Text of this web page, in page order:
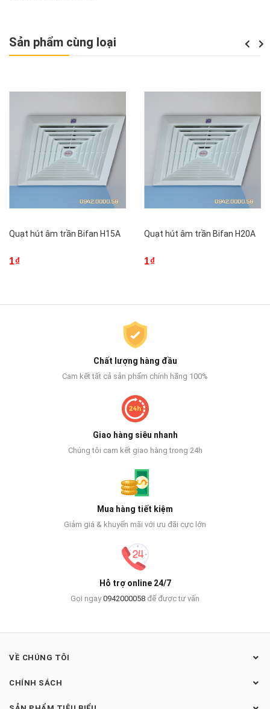
Sản phẩm cùng loại
Quạt hút âm trần Bifan H15A
1₫
Quạt hút âm trần Bifan H20A
1₫
Next
Chất lượng hàng đầu
Cam kết tất cả sản phẩm chính hãng 100%
Giao hàng siêu nhanh
Chúng tôi cam kết giao hàng trong 24h
Mua hàng tiết kiệm
Giảm giá & khuyến mãi với ưu đãi cực lớn
Hỗ trợ online 24/7
Gọi ngay0942000058 để được tư vấn
VỀ CHÚNG TÔI
CHÍNH SÁCH